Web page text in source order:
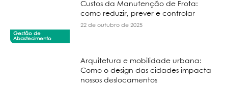
Gestão de
Abastecimento
Custos da Manutenção de Frota:
como reduzir, prever e controlar
22 de outubro de 2025
Arquitetura e mobilidade urbana:
Como o design das cidades impacta
nossos deslocamentos